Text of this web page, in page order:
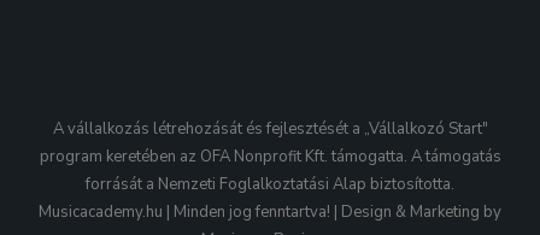
A vállalkozás létrehozását és fejlesztését a „Vállalkozó Start"
program keretében az OFA Nonprofit Kft. támogatta. A támogatás
forrását a Nemzeti Foglalkoztatási Alap biztosította.
Musicacademy.hu | Minden jog fenntartva! | Design & Marketing by